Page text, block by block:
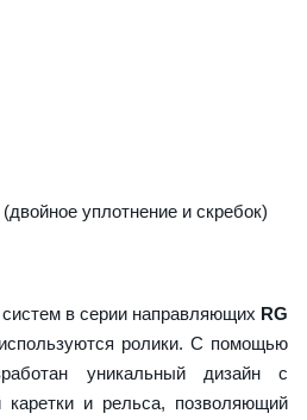
уплотнение и скребок)
в серии направляющих RG
ролики. С помощью
уникальный дизайн с
каретки и рельса, позволяющий